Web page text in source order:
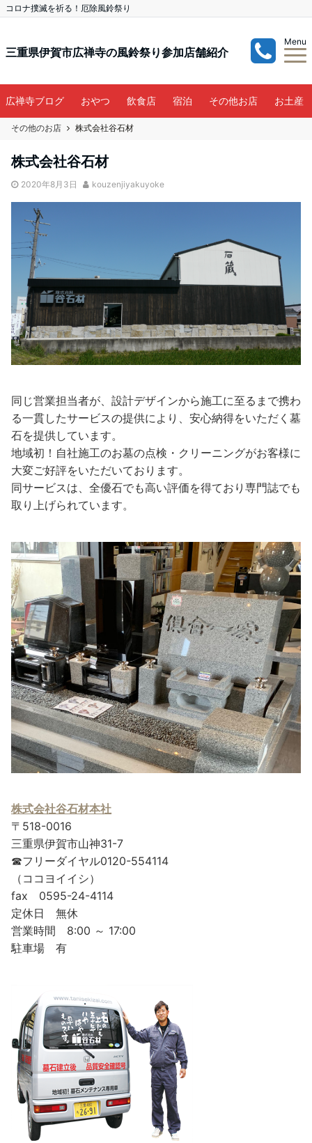
コロナ撲滅を祈る！厄除風鈴祭り
三重県伊賀市広禅寺の風鈴祭り参加店舗紹介
Menu
広禅寺ブログ おやつ 飲食店 宿泊 その他お店 お土産
その他のお店 株式会社谷石材
株式会社谷石材
2020年8月3日 kouzenjiyakuyoke
同じ営業担当者が、設計デザインから施工に至るまで携わ
る一貫したサービスの提供により、安心納得をいただく墓
石を提供しています。
地域初！自社施工のお墓の点検・クリーニングがお客様に
大変ご好評をいただいております。
同サービスは、全優石でも高い評価を得ており専門誌でも
取り上げられています。
株式会社谷石材本社
〒518-0016
三重県伊賀市山神31-7
☎フリーダイヤル0120-554114
（ココヨイイシ）
fax 0595-24-4114
定休日 無休
営業時間 8:00 ～ 17:00
駐車場 有